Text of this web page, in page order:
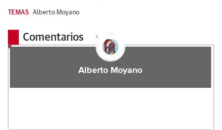
TEMAS Alberto Moyano
Comentarios
Alberto Moyano